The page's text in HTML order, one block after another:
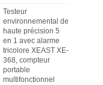
Testeur
environnemental de
haute précision 5
en 1 avec alarme
tricolore XEAST XE-
368, compteur
portable
multifonctionnel